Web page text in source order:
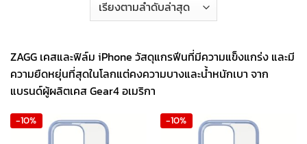
ZAGG เคสและฟิล์ม iPhone วัสดุแกรฟีนที่มีความแข็งแกร่ง และมี
ความยืดหยุ่นที่สุดในโลกแต่คงความบางและน้ำหนักเบา จาก
แบรนด์ผู้ผลิตเคส Gear4 อเมริกา
-10% -10%